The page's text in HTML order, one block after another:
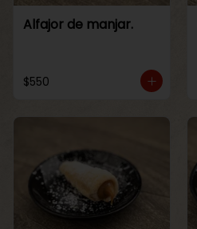
Alfajor de manjar.
$550